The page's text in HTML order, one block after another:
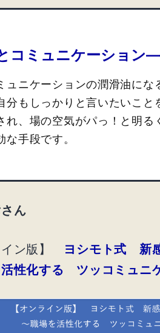
コミュニケーション―
ュニケーションの潤滑油に
分もしっかりと言いたいこ
れ、場の空気がパっ！と明
手段です。
ん
イン版】
ヨシモト式 新
性化する ツッコミュニ